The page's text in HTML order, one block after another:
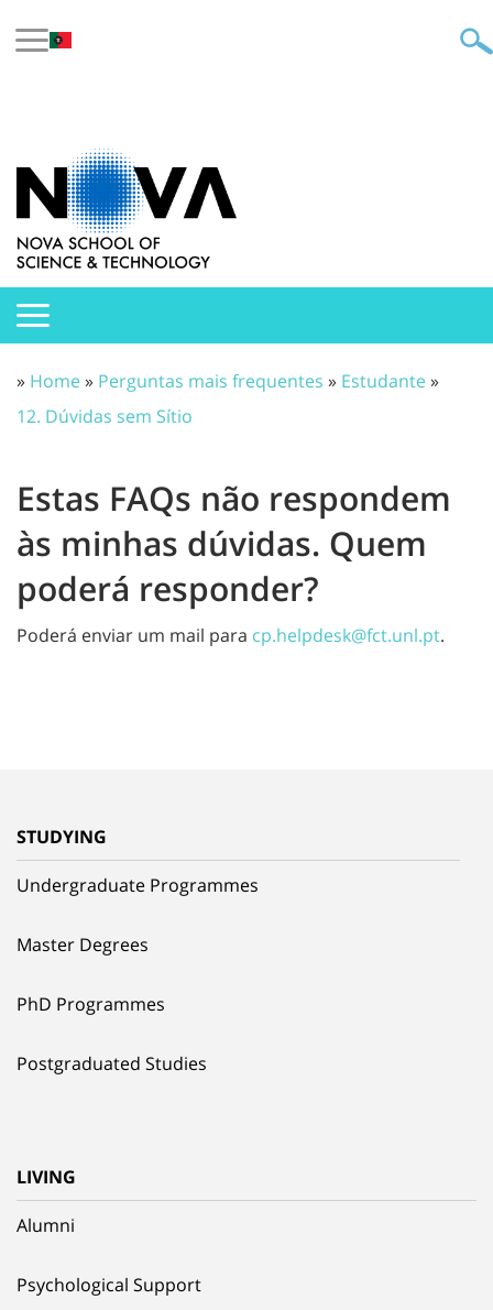
» Home» Perguntas mais frequentes » Estudante»
12. Dúvidas sem Sítio
Estas FAQs não respondem
às minhas dúvidas. Quem
poderá responder?
Poderá enviar um mail para cp.helpdesk@fct.unl.pt.
STUDYING
Undergraduate Programmes
Master Degrees
PhD Programmes
Postgraduated Studies
LIVING
Alumni
Psychological Support